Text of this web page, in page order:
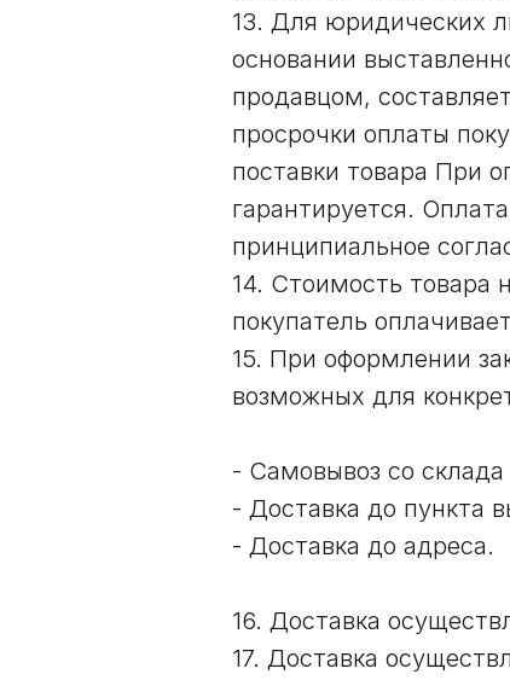
13. Для юридических
основании
продавцом,
просрочки оплаты
поставки товара При
гарантируется.
принципиальное
14. Стоимость
покупатель
15. При оформлении
возможных для
- Самовывоз со склада
- Доставка до пункта
- Доставка до адреса.
16. Доставка
17. Доставка